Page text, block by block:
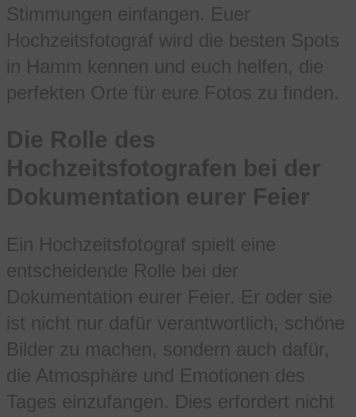
Stimmungen einfangen. Euer
Hochzeitsfotograf wird die besten Spots
in Hamm kennen und euch helfen, die
perfekten Orte für eure Fotos zu finden.
Die Rolle des
Hochzeitsfotografen bei der
Dokumentation eurer Feier
Ein Hochzeitsfotograf spielt eine
entscheidende Rolle bei der
Dokumentation eurer Feier. Er oder sie
ist nicht nur dafür verantwortlich, schöne
Bilder zu machen, sondern auch dafür,
die Atmosphäre und Emotionen des
Tages einzufangen. Dies erfordert nicht